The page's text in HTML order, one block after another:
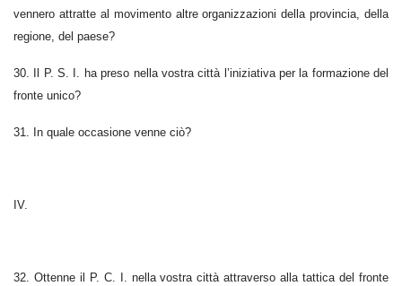
vennero attratte al movimento altre organizzazioni della provincia, della
regione, del paese?
30. Il P. S. I. ha preso nella vostra città l’iniziativa per la formazione del
fronte unico?
31. In quale occasione venne ciò?
IV.
32. Ottenne il P. C. I. nella vostra città attraverso alla tattica del fronte